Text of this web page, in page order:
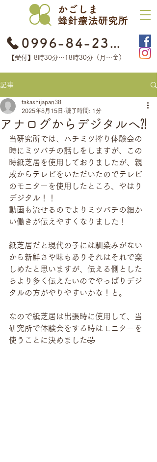
0996-84-2368
【受付】8時30分​〜18時30分（月〜金）
記事
アナログからデジタルへ⁈
takashijapan38
2025年8月15日 読了時間: 1分
当研究所では、ハチミツ搾り体験会の
時にミツバチの話しをしますが、この
時紙芝居を使用しておりましたが、親
戚からテレビをいただいたのでテレビ
のモニターを使用したところ、やはり
デジタル！！
動画も流せるのでよりミツバチの細か
い働きが伝えやすくなりました！
紙芝居だと現代の子には馴染みがない
から新鮮さや味もありそれはそれで楽
しめたと思いますが、伝える側とした
らより多く伝えたいのでやっぱりデジ
タルの方がやりやすいかな！と。
なので紙芝居は出張時に使用して、当
研究所で体験会をする時はモニターを
使うことに決めました🤣